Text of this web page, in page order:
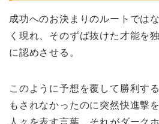
成功へのお決まりのルートでは
く現れ、そのずば抜けた才能を
に認めさせる。
このように予想を覆して勝利す
もされなかったのに突然快進撃